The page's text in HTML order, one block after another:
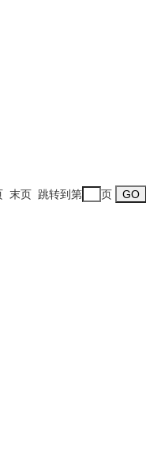
末页 跳转到第 页